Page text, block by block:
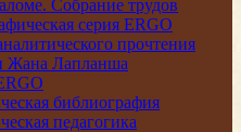
Собрание трудов
серия ERGO
прочтения
Жана Лапланша
библиография
педагогика